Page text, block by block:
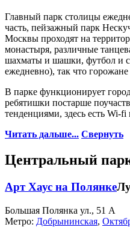
Главный парк столицы
часть, пейзажный парк
Москвы проходят на
монастыря, различные
шахматы и шашки, футбол и
ежедневно), так что
В парке функционирует
ребятишки постарше
тенденциями, здесь есть Wi-
Читать дальше... Свернуть
Центральный
Арт Хаус на Полянке
Большая Полянка ул., 51 А
Метро: Добрынинская,